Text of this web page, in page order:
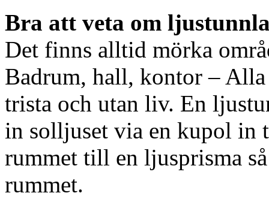
Bra att veta om
Det finns alltid mörka
Badrum, hall, kontor – Alla
trista och utan liv. En
in solljuset via en kupol in
rummet till en ljusprisma
rummet.